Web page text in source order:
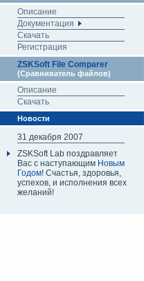
Описание
Документация
Скачать
Регистрация
ZSKSoft File Comparer
(Сравниватель файлов)
Описание
Скачать
Новости
31 декабря 2007
ZSKSoft Lab поздравляет
Вас с наступающим Новым
Годом! Счастья, здоровья,
успехов, и исполнения всех
желаний!